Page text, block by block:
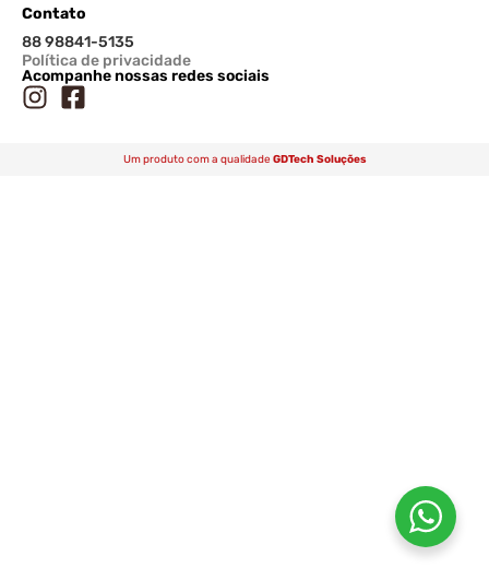
Contato
88 98841-5135
Política de privacidade
Acompanhe nossas redes sociais
Um produto com a qualidade GDTech Soluções